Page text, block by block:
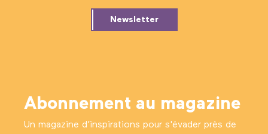
Newsletter
Abonnement au magazine
Un magazine d’inspirations pour s'évader près de